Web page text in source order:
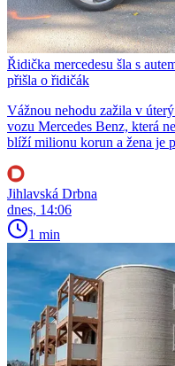
Řidička mercedesu šla s
přišla o řidičák
Vážnou nehodu zažila v
vozu Mercedes Benz, která
blíží milionu korun a žena je
Jihlavská Drbna
dnes, 14:06
1 min